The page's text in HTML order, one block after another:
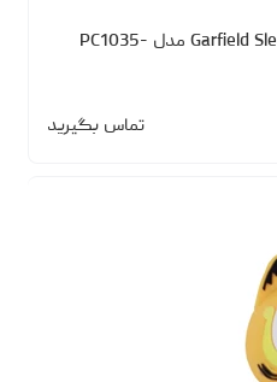
فلش مموری دایا دیتا طرح Garfield Sleepy مدل PC1035-
تماس بگیرید